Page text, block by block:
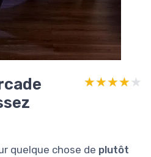
★★★★★
★★★★★
quelque chose de plutôt